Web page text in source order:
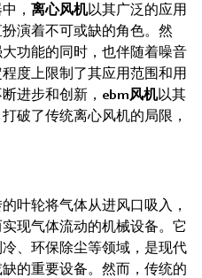
， 离心风机以其广泛的应用
演着不可或缺的角色。然
功能的同时，也伴随着噪音
度上限制了其应用范围和用
进步和创新， ebm风机以其
破了传统离心风机的局限，
叶轮将气体从进风口吸入，
现气体流动的机械设备。它
、环保除尘等领域，是现代
的重要设备。然而，传统的